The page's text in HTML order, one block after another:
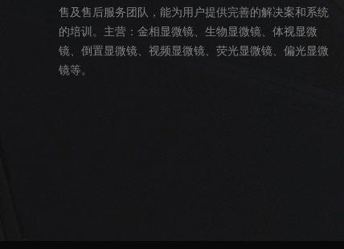
售及售后服务团队，能为用户提供完善的解决案和系统
的培训。主营： 金相显微镜 生物显微镜 体视显微
镜
倒置显微镜 视频显微镜 、荧光显微镜 、偏光显微
镜等。